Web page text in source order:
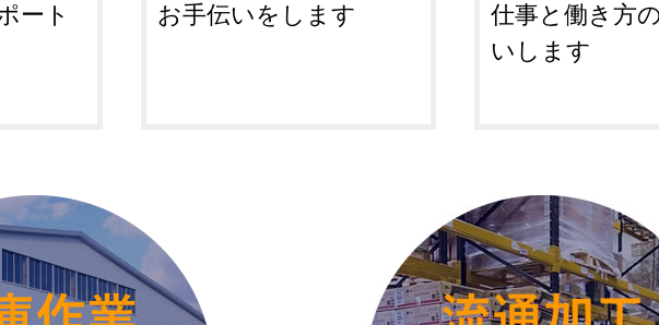
ート
お手伝いをします
仕事と働き方
いします